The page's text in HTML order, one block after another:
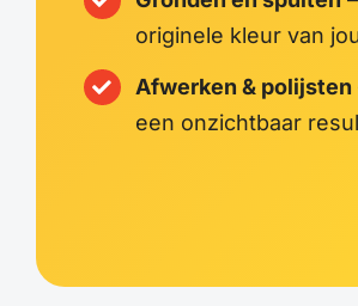
originele kleur van
Afwerken & polijsten
een onzichtbaar